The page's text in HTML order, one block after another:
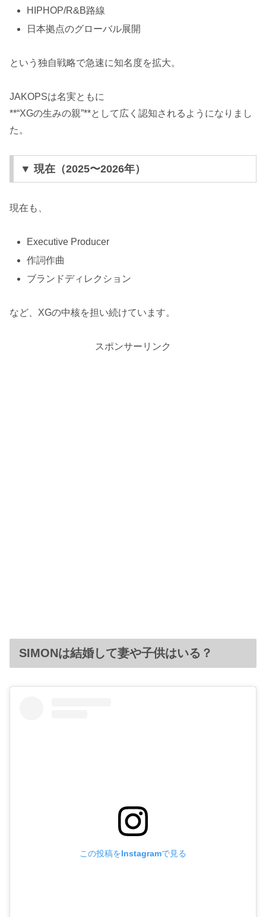
HIPHOP/R&B路線
日本拠点のグローバル展開
という独自戦略で急速に知名度を拡大。
JAKOPSは名実ともに
**“XGの生みの親”**として広く認知されるようになりまし
た。
▼ 現在（2025〜2026年）
現在も、
Executive Producer
作詞作曲
ブランドディレクション
など、XGの中核を担い続けています。
スポンサーリンク
SIMONは結婚して妻や子供はいる？
この投稿をInstagramで見る